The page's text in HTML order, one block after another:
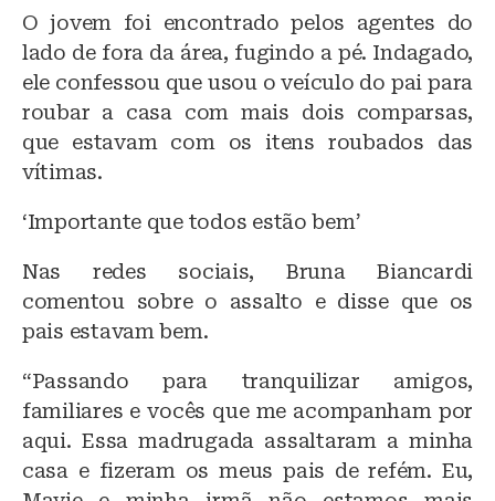
O jovem foi encontrado pelos agentes do
lado de fora da área, fugindo a pé. Indagado,
ele confessou que usou o veículo do pai para
roubar a casa com mais dois comparsas,
que estavam com os itens roubados das
vítimas.
‘Importante que todos estão bem’
Nas redes sociais, Bruna Biancardi
comentou sobre o assalto e disse que os
pais estavam bem.
“Passando para tranquilizar amigos,
familiares e vocês que me acompanham por
aqui. Essa madrugada assaltaram a minha
casa e fizeram os meus pais de refém. Eu,